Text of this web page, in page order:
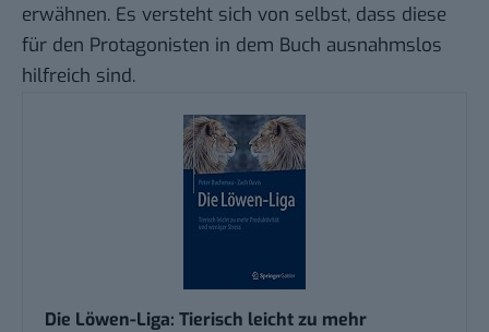
erwähnen. Es versteht sich von selbst, dass diese
für den Protagonisten in dem Buch ausnahmslos
hilfreich sind.
Die Löwen-Liga: Tierisch leicht zu mehr